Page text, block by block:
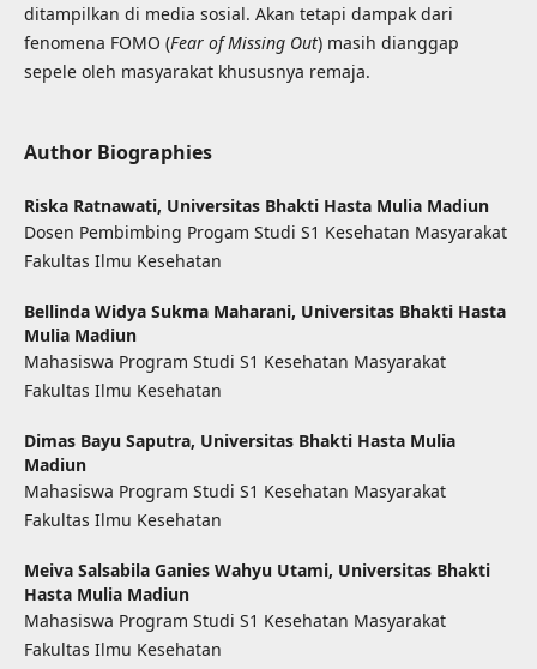
ditampilkan di media sosial. Akan tetapi dampak dari
fenomena FOMO (Fear of Missing Out) masih dianggap
sepele oleh masyarakat khususnya remaja.
Author Biographies
Riska Ratnawati, Universitas Bhakti Hasta Mulia Madiun
Dosen Pembimbing Progam Studi S1 Kesehatan Masyarakat
Fakultas Ilmu Kesehatan
Bellinda Widya Sukma Maharani, Universitas Bhakti Hasta
Mulia Madiun
Mahasiswa Program Studi S1 Kesehatan Masyarakat
Fakultas Ilmu Kesehatan
Dimas Bayu Saputra, Universitas Bhakti Hasta Mulia
Madiun
Mahasiswa Program Studi S1 Kesehatan Masyarakat
Fakultas Ilmu Kesehatan
Meiva Salsabila Ganies Wahyu Utami, Universitas Bhakti
Hasta Mulia Madiun
Mahasiswa Program Studi S1 Kesehatan Masyarakat
Fakultas Ilmu Kesehatan